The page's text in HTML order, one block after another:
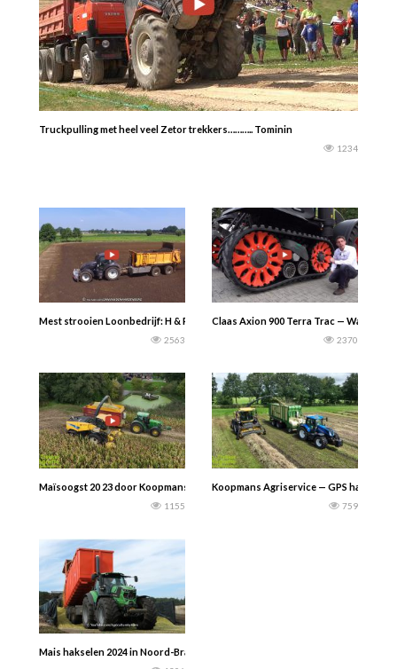
Truckpulling met heel veel Zetor trekkers……….. Tominin
1234
Mest strooien Loonbedrijf: H & R Groenzorg uit Randwijk.: 2x Valtra T214
2563
Claas Axion 900 Terra Trac — Wat een
2370
Maïsoogst 20 23 door Koopmans Agriservice met een New Holland FR9080
1155
Koopmans Agriservice — GPS hakkelen
759
Mais hakselen 2024 in Noord-Brabant door loonbedrijf Peters uit Haps. •